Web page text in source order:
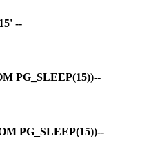
--
PG_SLEEP(15))--
PG_SLEEP(15))--